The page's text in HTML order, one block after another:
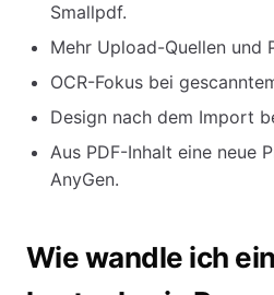
Smallpdf.
Mehr Upload-Quellen und
OCR-Fokus bei
Design nach dem Import
Aus PDF-Inhalt eine neue
AnyGen.
Wie wandle ich